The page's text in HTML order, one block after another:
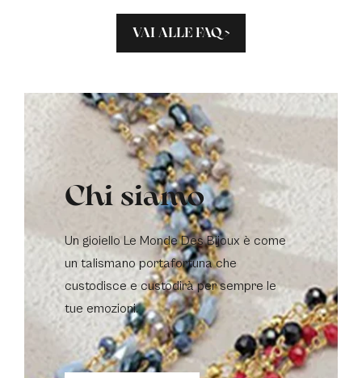
VAI ALLE FAQ >
Chi siamo
Un gioiello Le Monde Des Bijoux è come
un talismano portafortuna che
custodisce e custodirà per sempre le
tue emozioni.